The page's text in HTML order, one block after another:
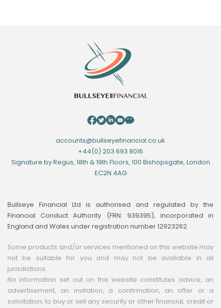
accounts@bullseyefinancial.co.uk
+44(0) 203 693 8016
Signature by Regus, 18th & 19th Floors, 100 Bishopsgate, London
EC2N 4AG
Bullseye Financial Ltd is authorised and regulated by the
Financial Conduct Authority (FRN: 939395), incorporated in
England and Wales under registration number 12923262.
Some products and/or services mentioned on this website may
not be suitable for you and may not be available in all
jurisdictions.
No information set out on this website constitutes advice, an
advertisement, an invitation, a confirmation, an offer or a
solicitation, to buy or sell any security or other financial, credit or